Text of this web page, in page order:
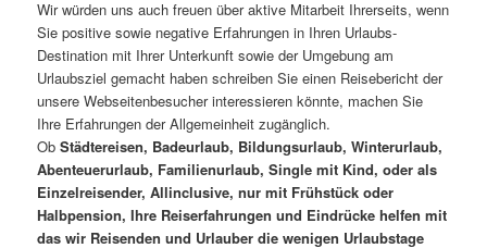
Wir würden uns auch freuen über aktive Mitarbeit Ihrerseits, wenn
Sie positive sowie negative Erfahrungen in Ihren Urlaubs-
Destination mit Ihrer Unterkunft sowie der Umgebung am
Urlaubsziel gemacht haben schreiben Sie einen Reisebericht der
unsere Webseitenbesucher interessieren könnte, machen Sie
Ihre Erfahrungen der Allgemeinheit zugänglich.
ObStädtereisen, Badeurlaub, Bildungsurlaub, Winterurlaub,
Abenteuerurlaub, Familienurlaub, Single mit Kind, oder als
Einzelreisender, Allinclusive, nur mit Frühstück oder
Halbpension, Ihre Reiserfahrungen und Eindrücke helfen mit
das wir Reisenden und Urlauber die wenigen Urlaubstage